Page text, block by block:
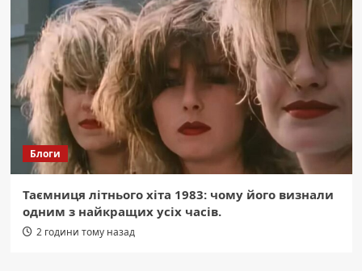
Блоги
Таємниця літнього хіта 1983: чому його визнали
одним з найкращих усіх часів.
2 години тому назад